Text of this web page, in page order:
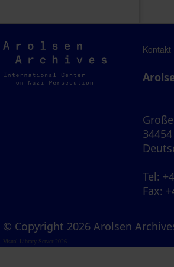
Arolsen
Archives
Kontakt
Tel:
Fax:
© Copyright 2026 Arolsen
Visual Library Server 2026